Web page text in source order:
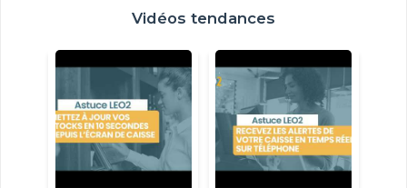
Vidéos tendances